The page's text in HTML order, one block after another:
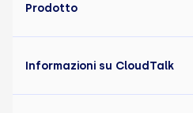
Prodotto
Informazioni su CloudTalk